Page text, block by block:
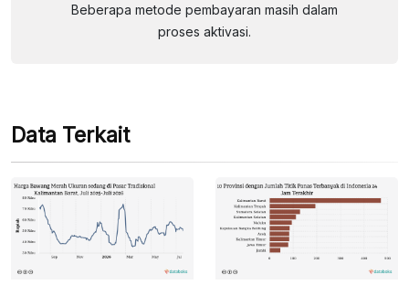
Beberapa metode pembayaran masih dalam
proses aktivasi.
Data Terkait